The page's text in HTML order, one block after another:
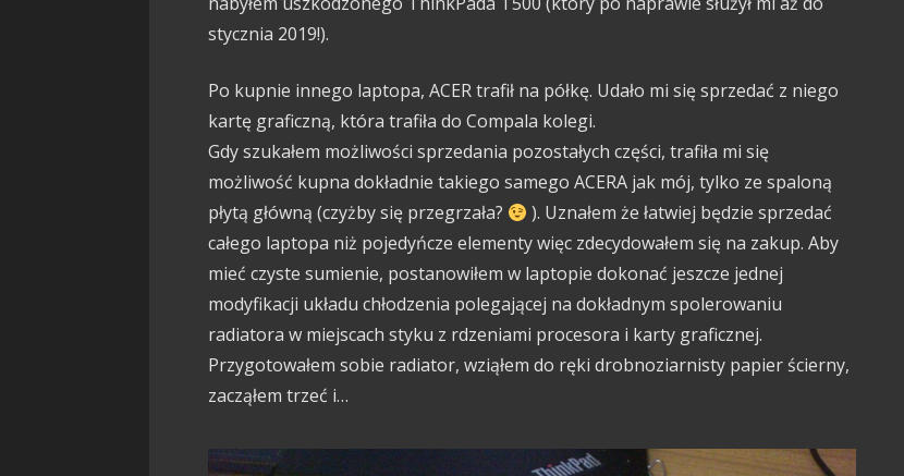
stycznia 2019!).
Po kupnie innego laptopa, ACER trafił na półkę. Udało mi się sprzedać z niego
kartę graficzną, która trafiła do Compala kolegi.
Gdy szukałem możliwości sprzedania pozostałych części, trafiła mi się
możliwość kupna dokładnie takiego samego ACERA jak mój, tylko ze spaloną
płytą główną (czyżby się przegrzała?
). Uznałem że łatwiej będzie sprzedać
całego laptopa niż pojedyńcze elementy więc zdecydowałem się na zakup. Aby
mieć czyste sumienie, postanowiłem w laptopie dokonać jeszcze jednej
modyfikacji układu chłodzenia polegającej na dokładnym spolerowaniu
radiatora w miejscach styku z rdzeniami procesora i karty graficznej.
Przygotowałem sobie radiator, wziąłem do ręki drobnoziarnisty papier ścierny,
zacząłem trzeć i…